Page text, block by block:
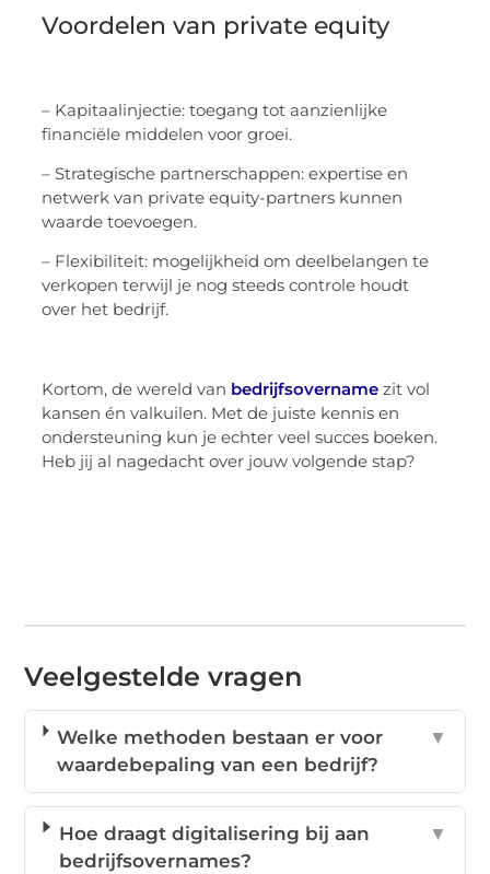
Voordelen van private equity
– Kapitaalinjectie: toegang tot aanzienlijke
financiële middelen voor groei.
– Strategische partnerschappen: expertise en
netwerk van private equity-partners kunnen
waarde toevoegen.
– Flexibiliteit: mogelijkheid om deelbelangen te
verkopen terwijl je nog steeds controle houdt
over het bedrijf.
Kortom, de wereld van bedrijfsovername zit vol
kansen én valkuilen. Met de juiste kennis en
ondersteuning kun je echter veel succes boeken.
Heb jij al nagedacht over jouw volgende stap?
Veelgestelde vragen
Welke methoden bestaan er voor
waardebepaling van een bedrijf?
▼
Hoe draagt digitalisering bij aan
bedrijfsovernames?
▼